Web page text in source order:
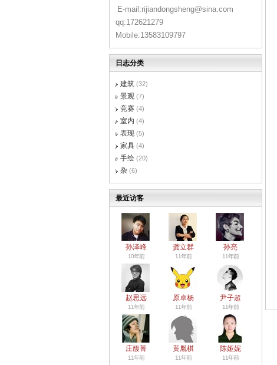
E-mail:rijiandongsheng@sina.com
qq:172621279
Mobile:13583109797
日志分类
建筑 (32)
景观 (7)
竞赛 (4)
室内 (4)
表现 (5)
家具 (4)
手绘 (20)
杂 (6)
最近访客
孙泽峰
10年前
龚立群
11年前
孙亮
11年前
赵思远
11年前
原卓杨
11年前
尹子超
11年前
庄馥菁
11年前
黄胤棋
11年前
陈娅妮
11年前